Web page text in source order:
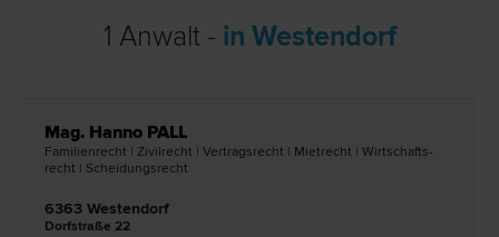
1 Anwalt - in Westendorf
Mag. Hanno PALL
Familien­recht | Zivil­recht | Vertrags­recht | Miet­recht | Wirtschafts­
recht | Scheidungs­recht
6363 Westendorf
Dorfstraße 22